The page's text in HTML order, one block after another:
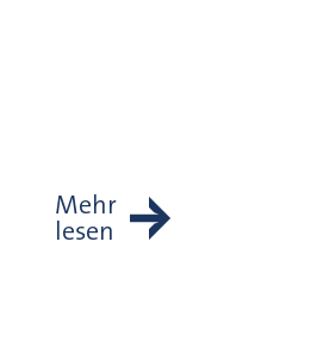
Mehr
lesen